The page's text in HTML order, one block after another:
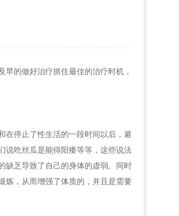
的做好治疗抓住最佳的治疗时机，
在停止了性生活的一段时间以后，避
说吃丝瓜是能得阳痿等等，这些说法
缺乏导致了自己的身体的虚弱。同时
炼，从而增强了体质的，并且是需要